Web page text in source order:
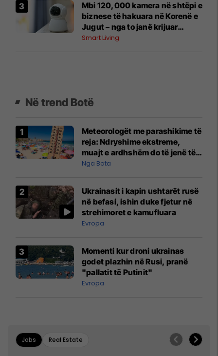
Mbi 120,000 kamera në shtëpi e
biznese të hakuara në Korenë e
Jugut – nga to janë krijuar
materiale seksuale për një faqe
Smart Living
Në trend Botë
Meteorologët me parashikime të
reja: Ndryshime ekstreme,
muajt e ardhshëm do të jenë të
pazakontë
Nga Bota
Ukrainasit i kapin ushtarët rusë
në befasi, ishin duke fjetur në
strehimoret e kamufluara
Evropa
Momenti kur droni ukrainas
godet plazhin në Rusi, pranë
"pallatit të Putinit"
Evropa
Jobs Real Estate